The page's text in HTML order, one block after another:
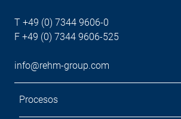
T +49 (0) 7344 9606-0
F +49 (0) 7344 9606-525
info@rehm-group.com
Procesos